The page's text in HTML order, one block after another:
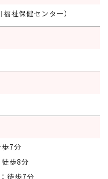
祉保健センター）
7分
歩8分
徒歩7分